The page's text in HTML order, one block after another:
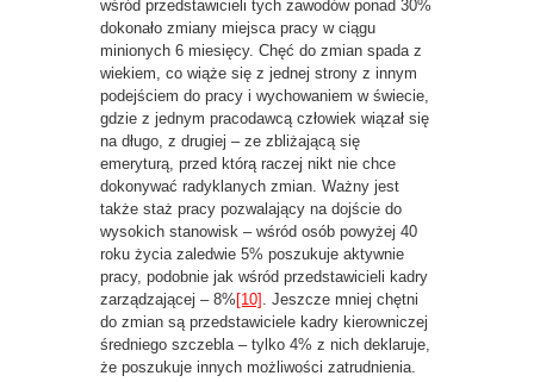
wśród przedstawicieli tych zawodów ponad 30%
dokonało zmiany miejsca pracy w ciągu
minionych 6 miesięcy. Chęć do zmian spada z
wiekiem, co wiąże się z jednej strony z innym
podejściem do pracy i wychowaniem w świecie,
gdzie z jednym pracodawcą człowiek wiązał się
na długo, z drugiej – ze zbliżającą się
emeryturą, przed którą raczej nikt nie chce
dokonywać radyklanych zmian. Ważny jest
także staż pracy pozwalający na dojście do
wysokich stanowisk – wśród osób powyżej 40
roku życia zaledwie 5% poszukuje aktywnie
pracy, podobnie jak wśród przedstawicieli kadry
zarządzającej – 8% [10] . Jeszcze mniej chętni
do zmian są przedstawiciele kadry kierowniczej
średniego szczebla – tylko 4% z nich deklaruje,
że poszukuje innych możliwości zatrudnienia.